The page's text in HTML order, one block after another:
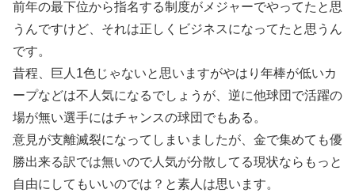
前年の最下位から指名する制度がメジャーでやってたと思
うんですけど、それは正しくビジネスになってたと思うん
です。
昔程、巨人1色じゃないと思いますがやはり年棒が低いカ
ープなどは不人気になるでしょうが、逆に他球団で活躍の
場が無い選手にはチャンスの球団でもある。
意見が支離滅裂になってしまいましたが、金で集めても優
勝出来る訳では無いので人気が分散してる現状ならもっと
自由にしてもいいのでは？と素人は思います。